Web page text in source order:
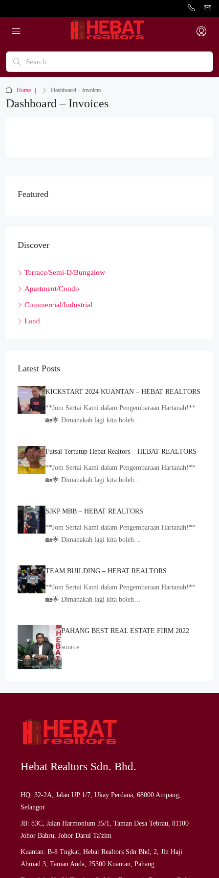
Home Dashboard – Invoices
Dashboard – Invoices
Featured
Discover
Terrace/Semi-D/Bungalow
Apartment/Condo
Commercial/Industrial
Land
Latest Posts
KICKSTART 2024 KUANTAN – HEBAT REALTORS
**Jom Sertai Kami dalam Pengembaraan Hartanah!**
🏡🌟 Dimanakah lagi kita boleh…
Futsal Tertutup Hebat Realtors – HEBAT REALTORS
**Jom Sertai Kami dalam Pengembaraan Hartanah!**
🏡🌟 Dimanakah lagi kita boleh…
SJKP MBB – HEBAT REALTORS
**Jom Sertai Kami dalam Pengembaraan Hartanah!**
🏡🌟 Dimanakah lagi kita boleh…
TEAM BUILDING – HEBAT REALTORS
**Jom Sertai Kami dalam Pengembaraan Hartanah!**
🏡🌟 Dimanakah lagi kita boleh…
PAHANG BEST REAL ESTATE FIRM 2022
source
Hebat Realtors Sdn. Bhd.
HQ: 32-2A, Jalan UP 1/7, Ukay Perdana, 68000 Ampang,
Selangor
JB: 83C, Jalan Harmonium 35/1, Taman Desa Tebrau, 81100
Johor Bahru, Johor Darul Ta'zim
Kuantan: B-8 Tngkat, Hebat Realtors Sdn Bhd, 2, Jln Haji
Ahmad 3, Taman Anda, 25300 Kuantan, Pahang